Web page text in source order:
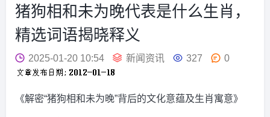
猪狗相和未为晚代表是什么生肖，
精选词语揭晓释义
2025-01-20 10:54 新闻资讯 327 0
《解密“猪狗相和未为晚”背后的文化意蕴及生肖寓意》